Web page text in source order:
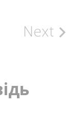
Next